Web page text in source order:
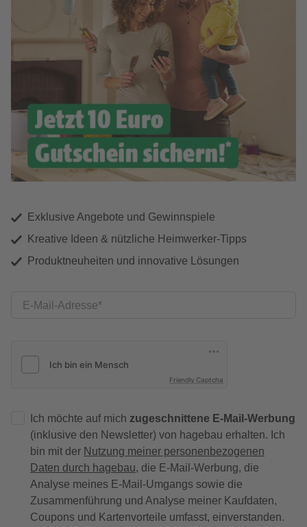
Exklusive Angebote und Gewinnspiele
Kreative Ideen & nützliche Heimwerker-Tipps
Produktneuheiten und innovative Lösungen
E-Mail-Adresse
Friendly Captcha
Ich möchte auf mich zugeschnittene E-Mail-Werbung
(inklusive den Newsletter) von hagebau erhalten. Ich
bin mit der Nutzung meiner personenbezogenen
Daten durch hagebau, die E-Mail-Werbung, die
Analyse meines E-Mail-Umgangs sowie die
Zusammenführung und Analyse meiner Kaufdaten,
Coupons und Kartenvorteile umfasst, einverstanden.